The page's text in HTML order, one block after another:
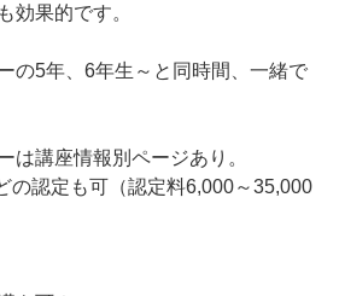
効果的です。
の5年、6年生～と同時間、一緒で
は講座情報別ページあり。
の認定も可（認定料6,000～35,000